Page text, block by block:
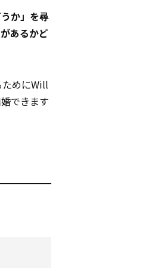
か」を尋
あるかど
ためにWill
できます